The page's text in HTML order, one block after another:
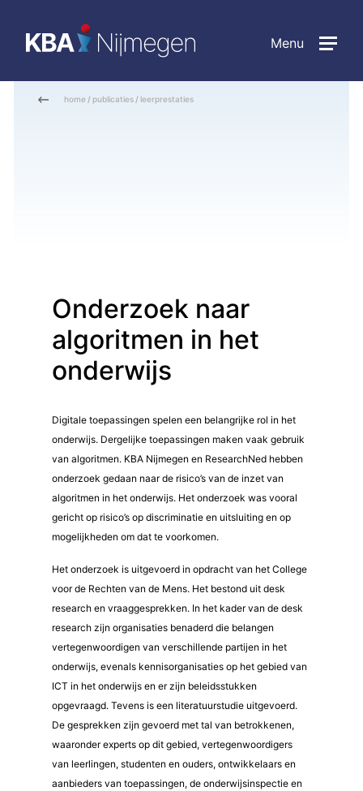
Menu
home / publicaties / leerprestaties
Onderzoek naar
algoritmen in het
onderwijs
Digitale toepassingen spelen een belangrijke rol in het
onderwijs. Dergelijke toepassingen maken vaak gebruik
van algoritmen. KBA Nijmegen en ResearchNed hebben
onderzoek gedaan naar de risico’s van de inzet van
algoritmen in het onderwijs. Het onderzoek was vooral
gericht op risico’s op discriminatie en uitsluiting en op
mogelijkheden om dat te voorkomen.
Het onderzoek is uitgevoerd in opdracht van het College
voor de Rechten van de Mens. Het bestond uit desk
research en vraaggesprekken. In het kader van de desk
research zijn organisaties benaderd die belangen
vertegenwoordigen van verschillende partijen in het
onderwijs, evenals kennisorganisaties op het gebied van
ICT in het onderwijs en er zijn beleidsstukken
opgevraagd. Tevens is een literatuurstudie uitgevoerd.
De gesprekken zijn gevoerd met tal van betrokkenen,
waaronder experts op dit gebied, vertegenwoordigers
van leerlingen, studenten en ouders, ontwikkelaars en
aanbieders van toepassingen, de onderwijsinspectie en